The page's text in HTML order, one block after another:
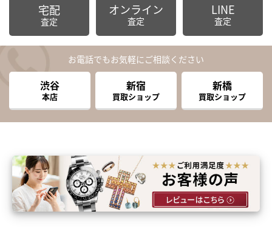
宅配
査定
オンライン
査定
LINE
査定
お電話でもお気軽にご相談ください
渋谷
本店
新宿
買取ショップ
新橋
買取ショップ